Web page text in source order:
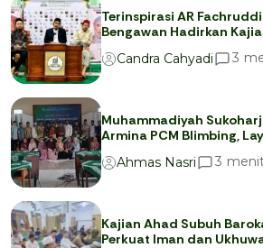
Terinspirasi AR
Bengawan Hadirkan
Candra Cahyadi
3
Muhammadiyah
Armina PCM Blimbing,
Ahmas Nasri
3
Kajian Ahad Subuh
Perkuat Iman dan